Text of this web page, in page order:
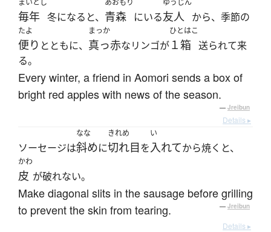
まいとし
毎年 冬になると、
あおもり
青森 にいる
ゆうじん
友人 から、季節の
たよ
便り とともに、
まっか
真っ赤なリンゴが
ひとはこ
１箱 送られて来
る。
Every winter, a friend in Aomori sends a box of
bright red apples with news of the season.
— Jreibun
Details ▸
ソーセージは
なな
斜めに
きれめ
切れ目を
い
入れてから焼くと、
かわ
皮 が破れない。
Make diagonal slits in the sausage before grilling
to prevent the skin from tearing.
— Jreibun
Details ▸